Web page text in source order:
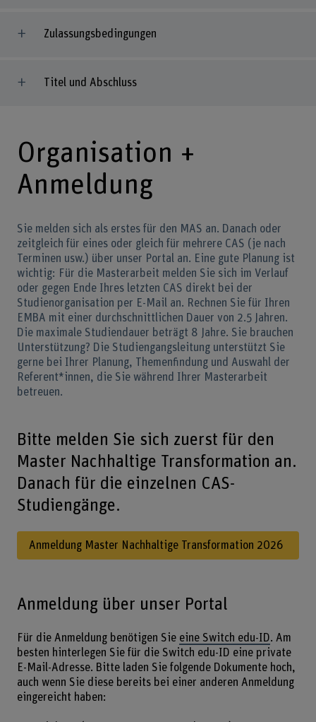
Zulassungsbedingungen
Titel und Abschluss
Organisation +
Anmeldung
Sie melden sich als erstes für den MAS an. Danach oder
zeitgleich für eines oder gleich für mehrere CAS (je nach
Terminen usw.) über unser Portal an. Eine gute Planung ist
wichtig: Für die Masterarbeit melden Sie sich im Verlauf
oder gegen Ende Ihres letzten CAS direkt bei der
Studienorganisation per E-Mail an. Rechnen Sie für Ihren
EMBA mit einer durchschnittlichen Dauer von 2.5 Jahren.
Die maximale Studiendauer beträgt 8 Jahre. Sie brauchen
Unterstützung? Die Studiengangsleitung unterstützt Sie
gerne bei Ihrer Planung, Themenfindung und Auswahl der
Referent*innen, die Sie während Ihrer Masterarbeit
betreuen.
Bitte melden Sie sich zuerst für den
Master Nachhaltige Transformation an.
Danach für die einzelnen CAS-
Studiengänge.
Anmeldung Master Nachhaltige Transformation 2026
Anmeldung über unser Portal
Für die Anmeldung benötigen Sie eine Switch edu-ID. Am
besten hinterlegen Sie für die Switch edu-ID eine private
E-Mail-Adresse. Bitte laden Sie folgende Dokumente hoch,
auch wenn Sie diese bereits bei einer anderen Anmeldung
eingereicht haben: